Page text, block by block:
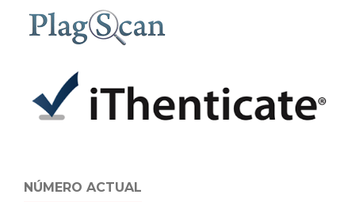
NÚMERO ACTUAL